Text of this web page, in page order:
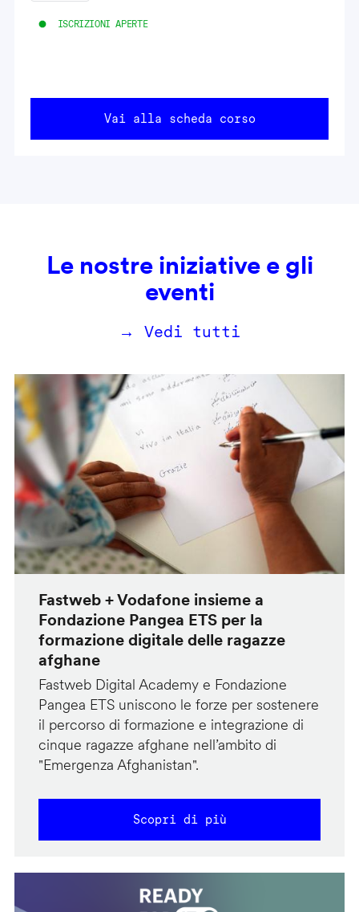
ISCRIZIONI APERTE
Vai alla scheda corso
Le nostre iniziative e gli
eventi
→ Vedi tutti
Fastweb + Vodafone insieme a
Fondazione Pangea ETS per la
formazione digitale delle ragazze
afghane
Fastweb Digital Academy e Fondazione
Pangea ETS uniscono le forze per sostenere
il percorso di formazione e integrazione di
cinque ragazze afghane nell’ambito di
"Emergenza Afghanistan".
Scopri di più